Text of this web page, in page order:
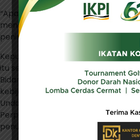
“Apalagi pemerintah salah satu
menargetkan tax ratio 23%,
peningkatan pajak,” kata Ester.
Keputusan terkait akan
itu sendiri sebelumnya
Bidang Perekonomian Airlangga
kebijakan kenaikan tarif PPN
Undang-Undang tentang
Perpajakan (UU HPP) pada 2025
penundaan.